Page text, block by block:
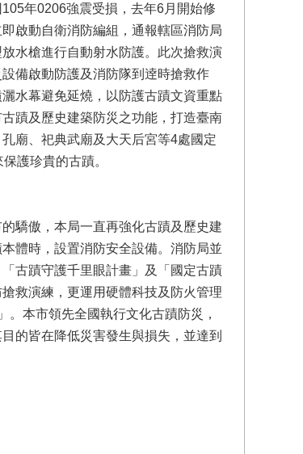
年0206強震受損，去年6月開始修
啟動自衛消防編組，通報轄區消防局
水槍進行自動射水防護。此次搶救演
備啟動防護及消防隊到逹時搶救作
水幕避免延燒，以防護古蹟文資重點
蹟及歷史建築防災之功能，打造臺南
廟、祀典武廟及大天后宮等4處國定
護珍貴的古蹟。
驕傲，本局一直再強化古蹟及歷史建
體時，設置消防安全設備。消防局並
古蹟守護千里眼計畫」及「國定古蹟
救演練，更運用硬體科技及防火管理
本市領先全國執行文化古蹟防災，
的皆在降低災害發生與損失，並達到